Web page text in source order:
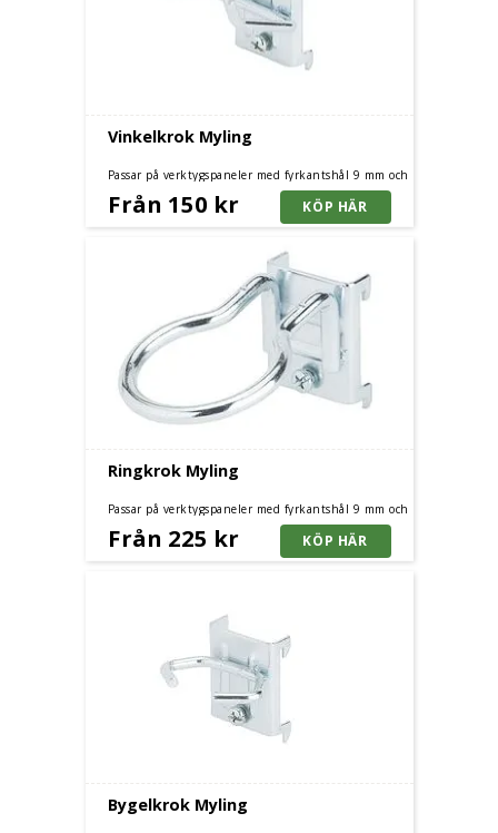
Vinkelkrok Myling
Passar på verktygspaneler med fyrkantshål 9 mm och
Från 150 kr
Ringkrok Myling
Passar på verktygspaneler med fyrkantshål 9 mm och
Från 225 kr
Bygelkrok Myling